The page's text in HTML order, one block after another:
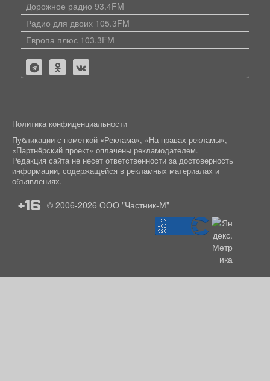
Дорожное радио 93.4FM
Радио для двоих 105.3FM
Европа плюс 103.3FM
Политика конфиденциальности
Публикации с пометкой «Реклама», «На правах рекламы»,
«Партнёрский проект» оплачены рекламодателем.
Редакция сайта не несет ответственности за достоверность
информации, содержащейся в рекламных материалах и
объявлениях.
+16 © 2006-2026 ООО "Частник-М"